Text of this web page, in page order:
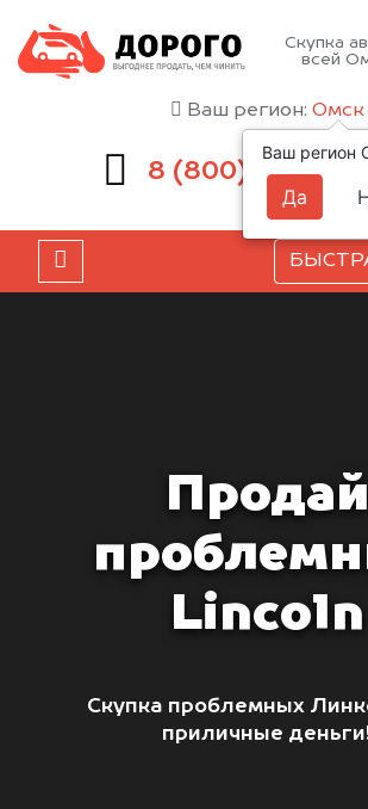
Скупка
всей
Ваш регион: Омск
8 (800) 551-
Продай
Lincoln
Скупка проблемных
приличные
Ваш регион
Да